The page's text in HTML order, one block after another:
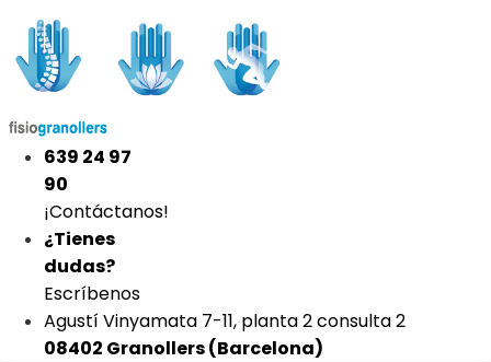
contenido
639 24 97
90
¡Contáctanos!
¿Tienes
dudas?
Escríbenos
Agustí Vinyamata 7-11, planta 2 consulta 2
08402 Granollers (Barcelona)